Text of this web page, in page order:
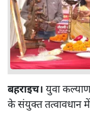
बहराइच। युवा
के संयुक्त तत्वावधान